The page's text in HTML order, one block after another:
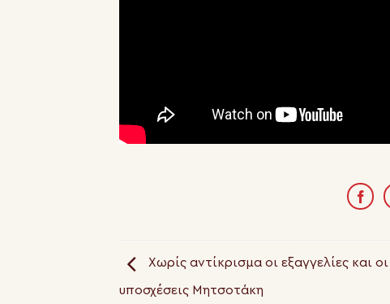
Χωρίς αντίκρισμα οι εξαγγελίες και οι
υποσχέσεις Μητσοτάκη